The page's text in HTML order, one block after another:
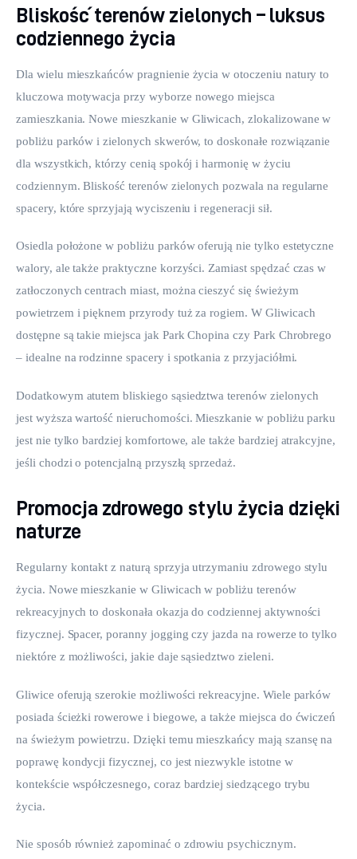
Bliskość terenów zielonych – luksus
codziennego życia
Dla wielu mieszkańców pragnienie życia w otoczeniu natury to
kluczowa motywacja przy wyborze nowego miejsca
zamieszkania. Nowe mieszkanie w Gliwicach, zlokalizowane w
pobliżu parków i zielonych skwerów, to doskonałe rozwiązanie
dla wszystkich, którzy cenią spokój i harmonię w życiu
codziennym. Bliskość terenów zielonych pozwala na regularne
spacery, które sprzyjają wyciszeniu i regeneracji sił.
Osiedla położone w pobliżu parków oferują nie tylko estetyczne
walory, ale także praktyczne korzyści. Zamiast spędzać czas w
zatłoczonych centrach miast, można cieszyć się świeżym
powietrzem i pięknem przyrody tuż za rogiem. W Gliwicach
dostępne są takie miejsca jak Park Chopina czy Park Chrobrego
– idealne na rodzinne spacery i spotkania z przyjaciółmi.
Dodatkowym atutem bliskiego sąsiedztwa terenów zielonych
jest wyższa wartość nieruchomości. Mieszkanie w pobliżu parku
jest nie tylko bardziej komfortowe, ale także bardziej atrakcyjne,
jeśli chodzi o potencjalną przyszłą sprzedaż.
Promocja zdrowego stylu życia dzięki
naturze
Regularny kontakt z naturą sprzyja utrzymaniu zdrowego stylu
życia. Nowe mieszkanie w Gliwicach w pobliżu terenów
rekreacyjnych to doskonała okazja do codziennej aktywności
fizycznej. Spacer, poranny jogging czy jazda na rowerze to tylko
niektóre z możliwości, jakie daje sąsiedztwo zieleni.
Gliwice oferują szerokie możliwości rekreacyjne. Wiele parków
posiada ścieżki rowerowe i biegowe, a także miejsca do ćwiczeń
na świeżym powietrzu. Dzięki temu mieszkańcy mają szansę na
poprawę kondycji fizycznej, co jest niezwykle istotne w
kontekście współczesnego, coraz bardziej siedzącego trybu
życia.
Nie sposób również zapominać o zdrowiu psychicznym.